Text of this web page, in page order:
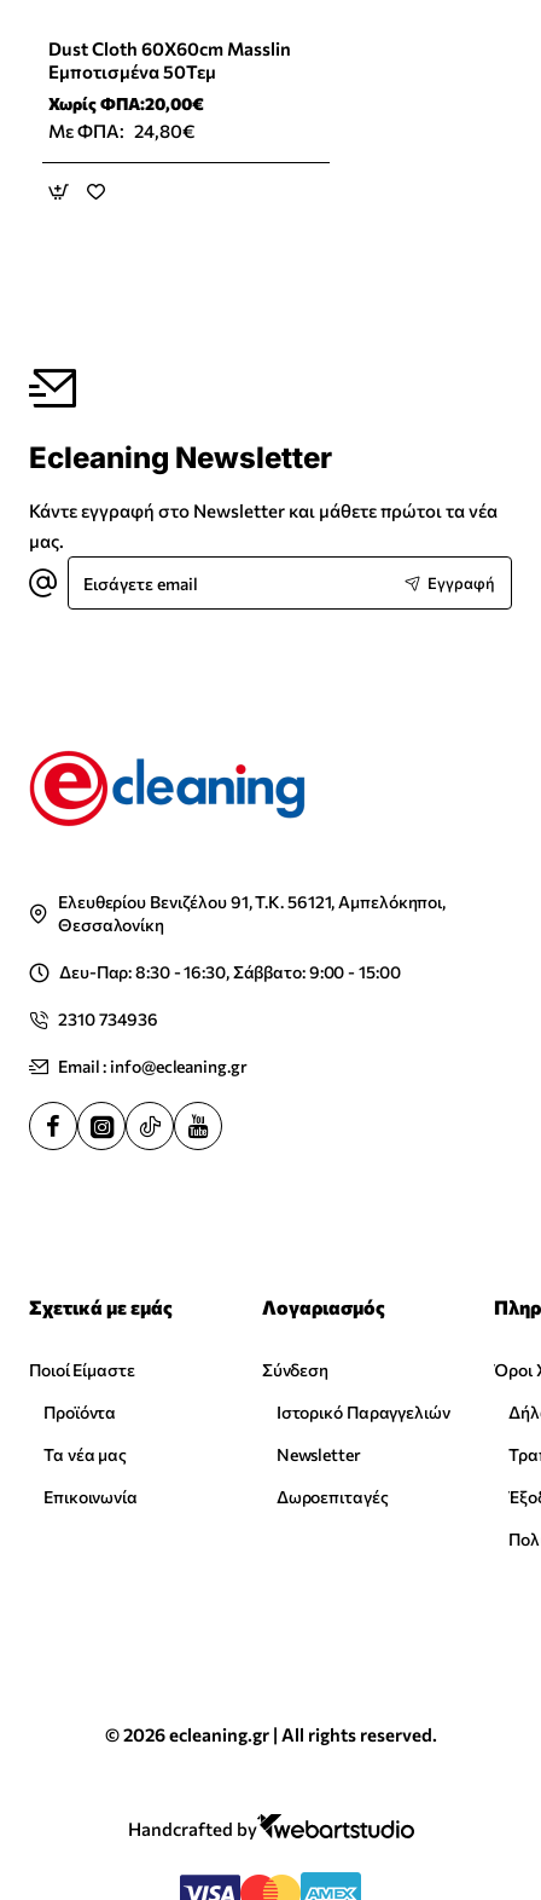
Dust Cloth 60X60cm Masslin
Εμποτισμένα 50Τεμ
Χωρίς ΦΠΑ:20,00€
Με ΦΠΑ: 24,80€
Ecleaning Newsletter
Κάντε εγγραφή στο Newsletter και μάθετε πρώτοι τα νέα
μας.
Εισάγετε
email
Εγγραφή
Ελευθερίου Βενιζέλου 91, Τ.Κ. 56121, Αμπελόκηποι,
Θεσσαλονίκη
Δευ-Παρ: 8:30 - 16:30, Σάββατο: 9:00 - 15:00
2310 734936
Email : info@ecleaning.gr
Σχετικά με εμάς
Ποιοί Είμαστε
Προϊόντα
Τα νέα μας
Επικοινωνία
Λογαριασμός
Σύνδεση
Ιστορικό Παραγγελιών
Newsletter
Δωροεπιταγές
Όροι
© 2026 ecleaning.gr | All rights reserved.
Handcrafted by